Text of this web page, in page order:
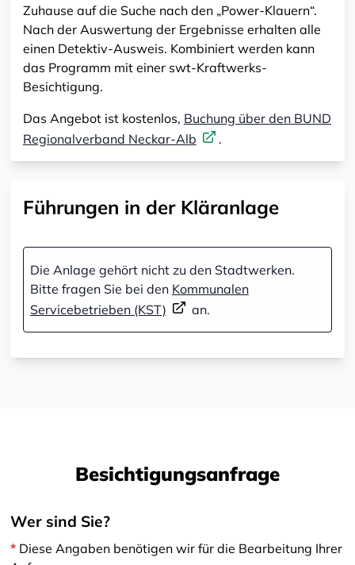
Zuhause auf die Suche nach den „Power-Klauern“.
Nach der Auswertung der Ergebnisse erhalten alle
einen Detektiv-Ausweis. Kombiniert werden kann
das Programm mit einer swt-Kraftwerks-
Besichtigung.
Das Angebot ist kostenlos, Buchung über den BUND
Regionalverband Neckar-Alb
.
Führungen in der Kläranlage
Die Anlage gehört nicht zu den Stadtwerken.
Bitte fragen Sie bei den Kommunalen
Servicebetrieben (KST)
an.
Besichtigungsanfrage
Wer sind Sie?
*Diese Angaben benötigen wir für die Bearbeitung Ihrer